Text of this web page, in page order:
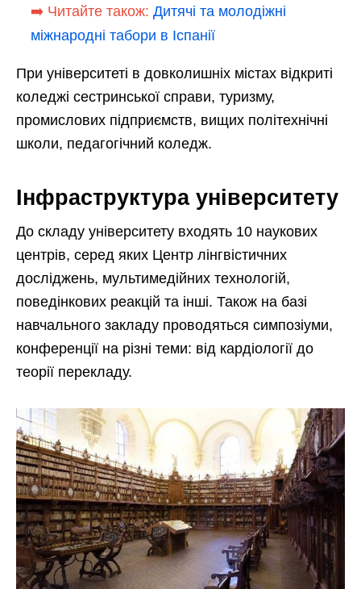
➡️ Читайте також: Дитячі та молодіжні
міжнародні табори в Іспанії
При університеті в довколишніх містах відкриті
коледжі сестринської справи, туризму,
промислових підприємств, вищих політехнічні
школи, педагогічний коледж.
Інфраструктура університету
До складу університету входять 10 наукових
центрів, серед яких Центр лінгвістичних
досліджень, мультимедійних технологій,
поведінкових реакцій та інші. Також на базі
навчального закладу проводяться симпозіуми,
конференції на різні теми: від кардіології до
теорії перекладу.